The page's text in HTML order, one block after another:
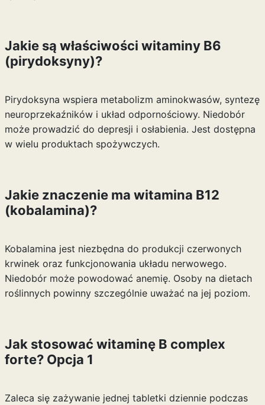
Jakie są właściwości witaminy B6
(pirydoksyny)?
Pirydoksyna wspiera metabolizm aminokwasów, syntezę
neuroprzekaźników i układ odpornościowy. Niedobór
może prowadzić do depresji i osłabienia. Jest dostępna
w wielu produktach spożywczych.
Jakie znaczenie ma witamina B12
(kobalamina)?
Kobalamina jest niezbędna do produkcji czerwonych
krwinek oraz funkcjonowania układu nerwowego.
Niedobór może powodować anemię. Osoby na dietach
roślinnych powinny szczególnie uważać na jej poziom.
Jak stosować witaminę B complex
forte? Opcja 1
Zaleca się zażywanie jednej tabletki dziennie podczas